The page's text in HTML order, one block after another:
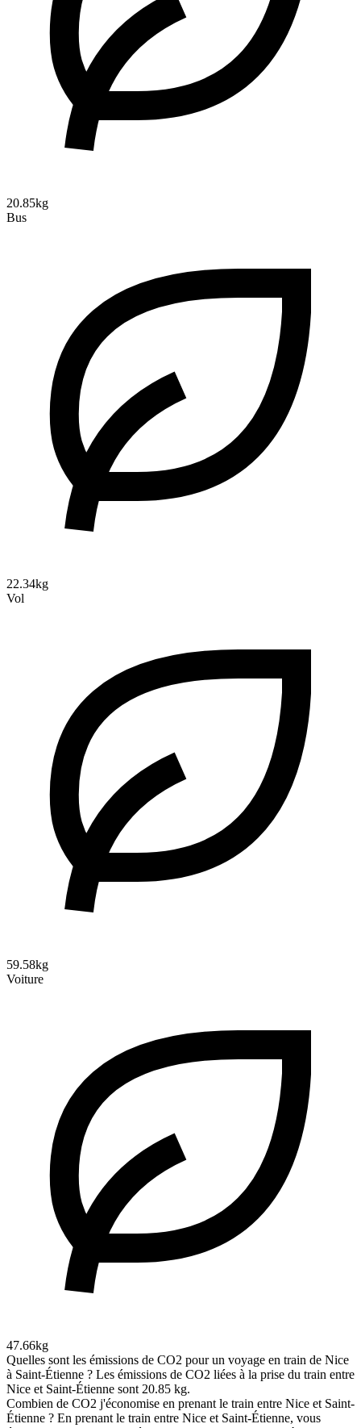
20.85kg
Bus
22.34kg
Vol
59.58kg
Voiture
47.66kg
Quelles sont les émissions de CO2 pour un voyage en train de Nice
à Saint-Étienne ? Les émissions de CO2 liées à la prise du train entre
Nice et Saint-Étienne sont 20.85 kg.
Combien de CO2 j'économise en prenant le train entre Nice et Saint-
Étienne ? En prenant le train entre Nice et Saint-Étienne, vous